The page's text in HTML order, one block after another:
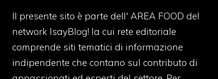
Il presente sito è parte dell' AREA FOOD del
network IsayBlog! la cui rete editoriale
comprende siti tematici di informazione
indipendente che contano sul contributo di